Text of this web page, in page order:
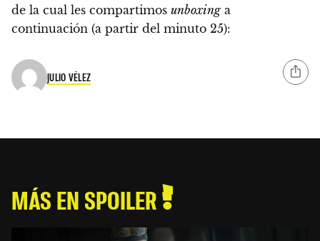
de la cual les compartimos unboxinga
continuación (a partir del minuto 25):
JULIO VÉLEZ
MÁS EN SPOILER